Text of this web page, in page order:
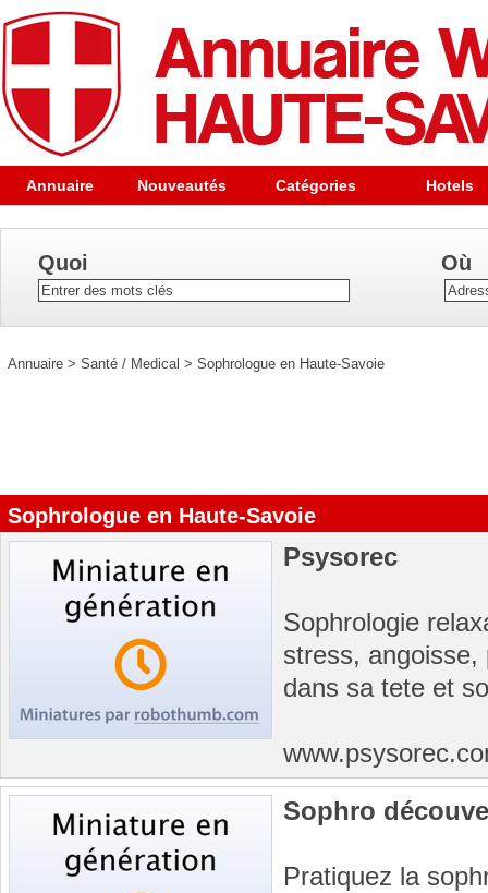
Annuaire Nouveautés Catégories Hotels
Quoi Où
Annuaire > Santé / Medical > Sophrologue en Haute-Savoie
Sophrologue en Haute-Savoie
Psysorec
Sophrologie
stress, angoisse,
dans sa tete et
Sophro
Pratiquez la